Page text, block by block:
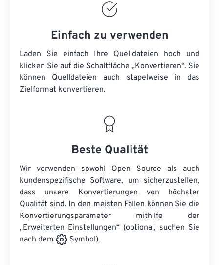
Einfach zu verwenden
Laden Sie einfach Ihre Quelldateien hoch und
klicken Sie auf die Schaltfläche „Konvertieren“. Sie
können Quelldateien auch stapelweise in das
Zielformat konvertieren.
Beste Qualität
Wir verwenden sowohl Open Source als auch
kundenspezifische Software, um sicherzustellen,
dass unsere Konvertierungen von höchster
Qualität sind. In den meisten Fällen können Sie die
Konvertierungsparameter mithilfe der
„Erweiterten Einstellungen“ (optional, suchen Sie
nach dem
Symbol).